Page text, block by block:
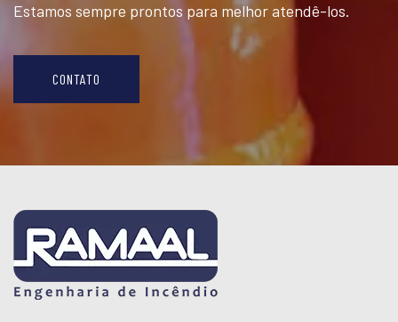
Estamos sempre prontos para melhor atendê-los.
CONTATO